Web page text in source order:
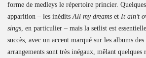
forme de medleys le répertoire princier.
apparition – les inédits All my dreams et It ain’t
sings , en particulier – mais la setlist est
succès, avec un accent marqué sur les albums
arrangements sont très inégaux, mêlant quelques